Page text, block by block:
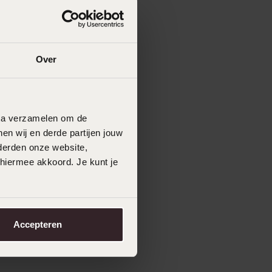
Over
verzamelen om de
wij en derde partijen jouw
onze website,
akkoord. Je kunt je
Accepteren